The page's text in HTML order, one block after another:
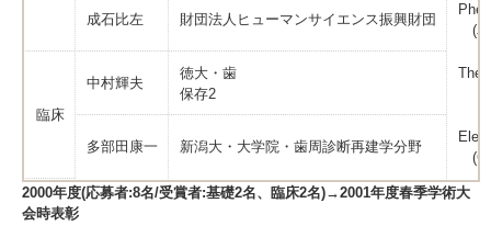
成石比左 財団法人ヒューマンサイエンス振興財団
臨床
中村輝夫
徳大・歯
保存2
The
多部田康一 新潟大・大学院・歯周診断再建学分野
2000年度(応募者:8名/受賞者:基礎2名、臨床2名)→2001年度春季学術大
会時表彰